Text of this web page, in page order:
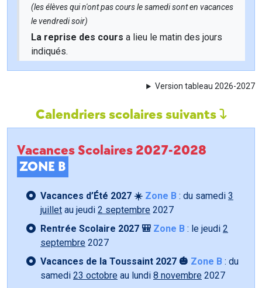
(les élèves qui n'ont pas cours le samedi sont en vacances
le vendredi soir)
La reprise des cours a lieu le matin des jours
indiqués.
Version tableau 2026-2027
Calendriers scolaires suivants
Vacances Scolaires 2027-2028
ZONE B
Vacances d’Été 2027 ☀️ Zone B : du samedi 3
juillet au jeudi 2 septembre 2027
Rentrée Scolaire 2027 🎒 Zone B : le jeudi 2
septembre 2027
Vacances de la Toussaint 2027 🎃 Zone B : du
samedi 23 octobre au lundi 8 novembre 2027